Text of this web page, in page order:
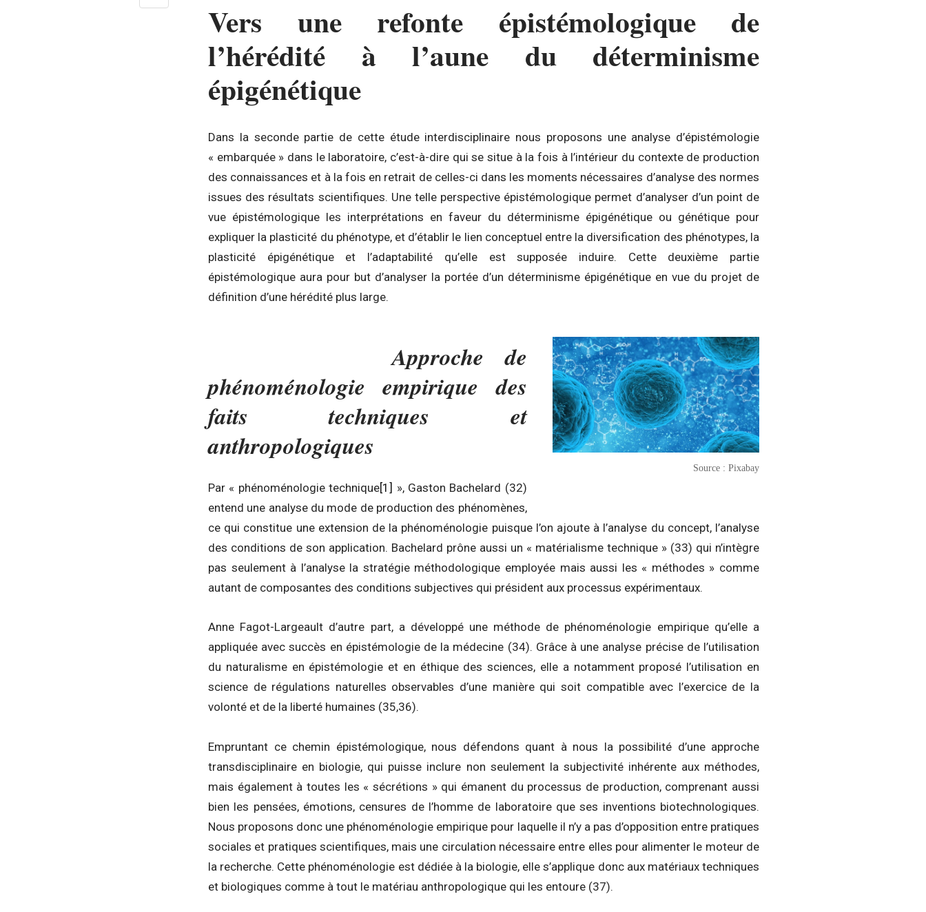
Vers une
refonte épistémologique de
l’hérédité à l’aune du déterminisme
épigénétique
Dans la seconde partie de cette étude interdisciplinaire nous proposons une analyse d’épistémologie
« embarquée » dans le laboratoire, c’est-à-dire qui se situe à la fois à l’intérieur du contexte de production
des connaissances et à la fois en retrait de celles-ci dans les moments nécessaires d’analyse des normes
issues des résultats scientifiques. Une telle perspective épistémologique permet d’analyser d’un point de
vue épistémologique les interprétations en faveur du déterminisme épigénétique ou génétique pour
expliquer la plasticité du phénotype, et d’établir le lien conceptuel entre la diversification des phénotypes, la
plasticité épigénétique et l’adaptabilité qu’elle est supposée induire. Cette deuxième partie
épistémologique aura pour but d’analyser la portée d’un déterminisme épigénétique en vue du projet de
définition d’une hérédité plus large.
Source : Pixabay
Approche de
phénoménologie empirique des
faits techniques et
anthropologiques
Par « phénoménologie technique[1] », Gaston Bachelard (32)
entend une analyse du mode de production des phénomènes,
ce qui constitue une extension de la phénoménologie puisque l’on ajoute à l’analyse du concept, l’analyse
des conditions de son application. Bachelard prône aussi un « matérialisme technique » (33) qui n’intègre
pas seulement à l’analyse la stratégie méthodologique employée mais aussi les « méthodes » comme
autant de composantes des conditions subjectives qui président aux processus expérimentaux.
Anne Fagot-Largeault d’autre part, a développé une méthode de phénoménologie empirique qu’elle a
appliquée avec succès en épistémologie de la médecine (34). Grâce à une analyse précise de l’utilisation
du naturalisme en épistémologie et en éthique des sciences, elle a notamment proposé l’utilisation en
science de régulations naturelles observables d’une manière qui soit compatible avec l’exercice de la
volonté et de la liberté humaines (35,36).
Empruntant ce chemin épistémologique, nous défendons quant à nous la possibilité d’une approche
transdisciplinaire en biologie, qui puisse inclure non seulement la subjectivité inhérente aux méthodes,
mais également à toutes les « sécrétions » qui émanent du processus de production, comprenant aussi
bien les pensées, émotions, censures de l’homme de laboratoire que ses inventions biotechnologiques.
Nous proposons donc une phénoménologie empirique pour laquelle il n’y a pas d’opposition entre pratiques
sociales et pratiques scientifiques, mais une circulation nécessaire entre elles pour alimenter le moteur de
la recherche. Cette phénoménologie est dédiée à la biologie, elle s’applique donc aux matériaux techniques
et biologiques comme à tout le matériau anthropologique qui les entoure (37).